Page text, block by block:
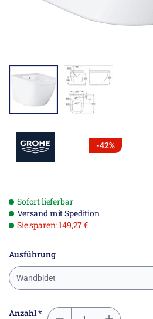
-42%
Sofort lieferbar
Versand mit Spedition
Sie sparen: 149,27 €
Ausführung
Wandbidet
Anzahl *